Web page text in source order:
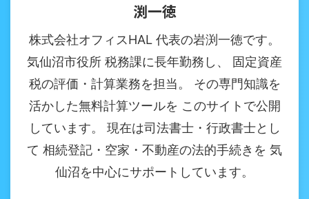
渕一徳
株式会社オフィスHAL 代表の岩渕一徳です。
気仙沼市役所 税務課に長年勤務し、 固定資産
税の評価・計算業務を担当。 その専門知識を
活かした無料計算ツールを このサイトで公開
しています。 現在は司法書士・行政書士とし
て 相続登記・空家・不動産の法的手続きを 気
仙沼を中心にサポートしています。